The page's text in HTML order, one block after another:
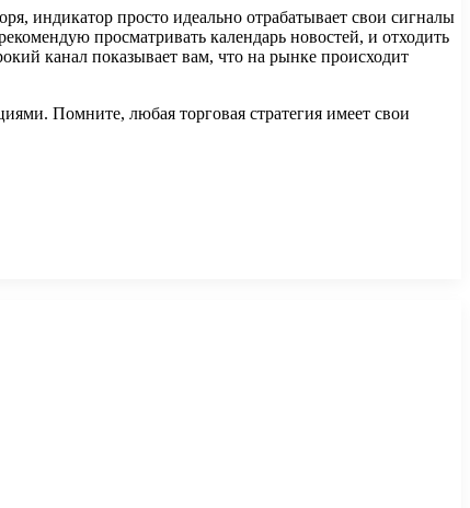
индикатор просто идеально отрабатывает свои сигналы
просматривать календарь новостей, и отходить
канал показывает вам, что на рынке происходит
Помните, любая торговая стратегия имеет свои